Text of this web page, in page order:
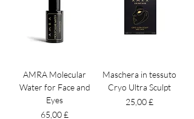
AMRA Molecular
Water for Face and
Eyes
Prezzo
65,00 £
Maschera in tessuto
Cryo Ultra Sculpt
Prezzo
25,00 £